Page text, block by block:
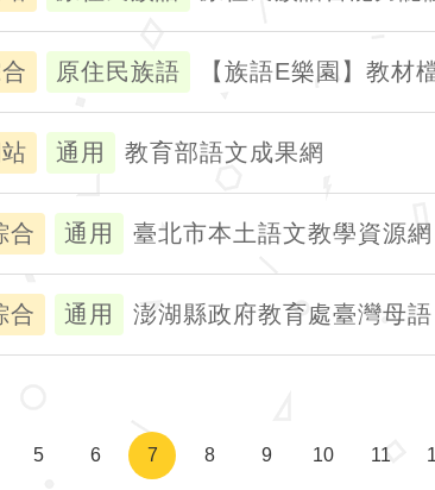
原住民族語 【族語E樂園】教材
通用 教育部語文成果網
合 通用 臺北市本土語文教學資源網
合 通用 澎湖縣政府教育處臺灣母語
5 6 7 8 9 10 11